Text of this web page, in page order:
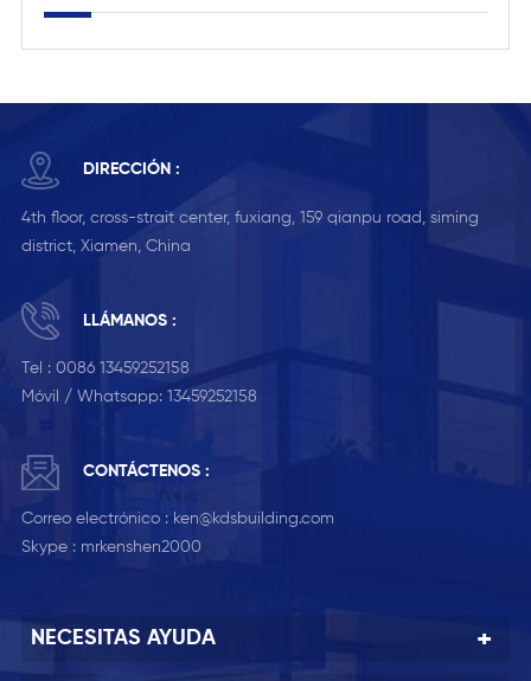
DIRECCIÓN :
4th floor, cross-strait center, fuxiang, 159 qianpu road, siming
district, Xiamen, China
LLÁMANOS :
Tel : 0086 13459252158
Móvil / Whatsapp: 13459252158
CONTÁCTENOS :
Correo electrónico : ken@kdsbuilding.com
Skype : mrkenshen2000
NECESITAS AYUDA